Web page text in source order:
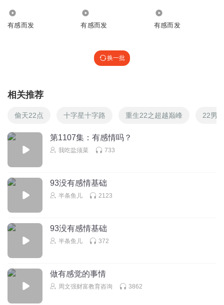
有感而发 有感而发 有感而发
换一批
相关推荐
偷天22点 十字星十字路 重生22之超越巅峰 22男
第1107集：有感情吗？
我吃盐须菜 733
93没有感情基础
半条鱼儿 2123
93没有感情基础
半条鱼儿 372
做有感觉的事情
周文强财富教育咨询 3862